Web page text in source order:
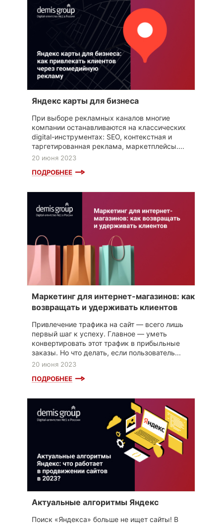
Яндекс карты для бизнеса
При выборе рекламных каналов многие
компании останавливаются на классических
digital-инструментах: SEO, контекстная и
таргетированная реклама, маркетплейсы....
20 июня 2023
ПОДРОБНЕЕ
Маркетинг для интернет-магазинов: как
возвращать и удерживать клиентов
Привлечение трафика на сайт — всего лишь
первый шаг к успеху. Главное — уметь
конвертировать этот трафик в прибыльные
заказы. Но что делать, если пользователь...
20 июня 2023
ПОДРОБНЕЕ
Актуальные алгоритмы Яндекс
Поиск «Яндекса» больше не ищет сайты! В